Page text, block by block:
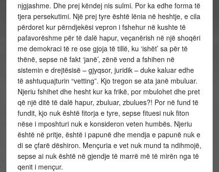
njgjashme. Dhe prej këndej nis sulmi. Por ka edhe forma të
tjera persekutimi. Një prej tyre është lënia në heshtje, e cila
përdoret kur përndjekësi vepron i fshehur në kushte të
pafavorëshme për të dalë hapur, veçanërish në një shoqëri
me demokraci të re ose gjoja të tillë, ku ‘ishët’ sa për të
thënë, sepse në fakt ‘janë’, zënë vend a fshihen në
sistemin e drejtësisë – gjyqsor, juridik – duke kaluar edhe
të ashtuquajturin “vetting”. Kjo tregon se ata janë mbuluar.
Njeriu fshihet dhe hesht kur ka frikë, por mbulohet dhe pret
që një ditë të dalë hapur, zbuluar, zbulues?! Por në fund të
fundit, kjo nuk është fitorja e tyre, sepse fituesi nuk fiton
nëse i mposhturi nuk e konsideron veten humbës. Njeriu
është në pritje, është i papunë dhe mendja e papunë nuk e
di se çfarë dëshiron. Mençuria e vet nuk mund ta ndihmojë,
sepse ai nuk është në gjendje të marrë më të mirën nga të
qenit i mençur.